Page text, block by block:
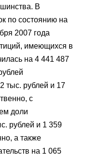
В
по состоянию на
2007 года
имеющихся в
на 4 441 487
тыс. рублей и 17
с
доли
рублей и 1 359
а также
на 1 065